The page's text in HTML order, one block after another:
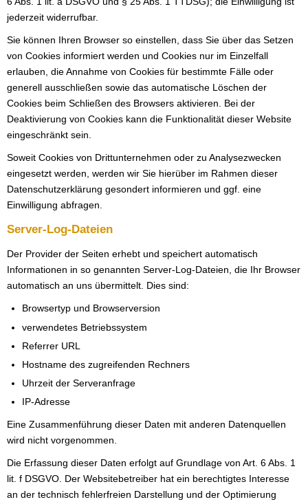
jederzeit widerrufbar.
Sie können Ihren Browser so einstellen, dass Sie über das Setzen
von Cookies informiert werden und Cookies nur im Einzelfall
erlauben, die Annahme von Cookies für bestimmte Fälle oder
generell ausschließen sowie das automatische Löschen der
Cookies beim Schließen des Browsers aktivieren. Bei der
Deaktivierung von Cookies kann die Funktionalität dieser Website
eingeschränkt sein.
Soweit Cookies von Drittunternehmen oder zu Analysezwecken
eingesetzt werden, werden wir Sie hierüber im Rahmen dieser
Datenschutzerklärung gesondert informieren und ggf. eine
Einwilligung abfragen.
Server-Log-Dateien
Der Provider der Seiten erhebt und speichert automatisch
Informationen in so genannten Server-Log-Dateien, die Ihr Browser
automatisch an uns übermittelt. Dies sind:
Browsertyp und Browserversion
verwendetes Betriebssystem
Referrer URL
Hostname des zugreifenden Rechners
Uhrzeit der Serveranfrage
IP-Adresse
Eine Zusammenführung dieser Daten mit anderen Datenquellen
wird nicht vorgenommen.
Die Erfassung dieser Daten erfolgt auf Grundlage von Art. 6 Abs. 1
lit. f DSGVO. Der Websitebetreiber hat ein berechtigtes Interesse
an der technisch fehlerfreien Darstellung und der Optimierung